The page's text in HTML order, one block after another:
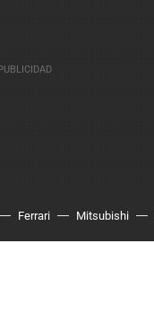
Ferrari Mitsubishi